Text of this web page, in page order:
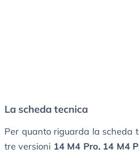
La scheda tecnica
Per quanto riguarda la scheda
tre versioni 14 M4 Pro, 14 M4